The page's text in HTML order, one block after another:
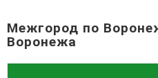
Межгород по
Воронежа